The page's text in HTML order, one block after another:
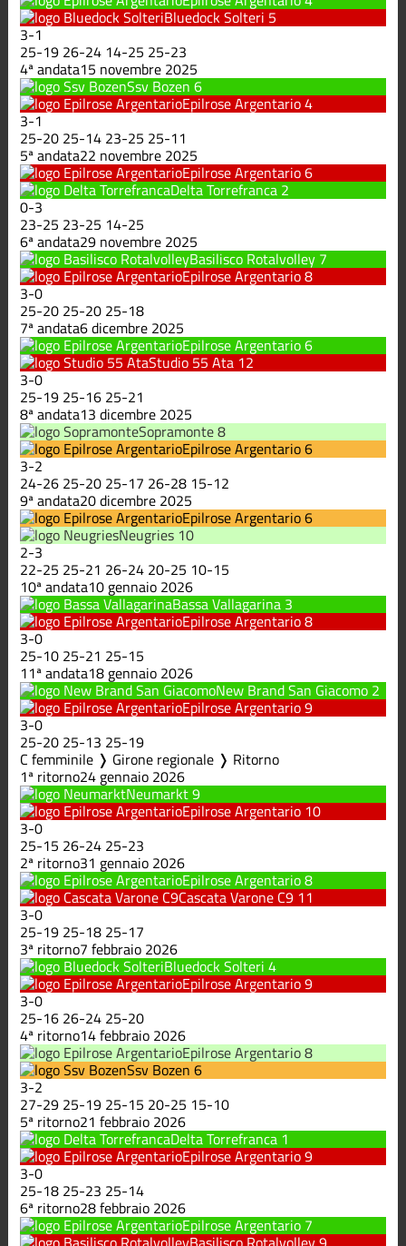
Bluedock Solteri 5
3-1
25-19 26-24 14-25 25-23
4ª andata15 novembre 2025
Ssv Bozen 6
Epilrose Argentario4
3-1
25-20 25-14 23-25 25-11
5ª andata22 novembre 2025
Epilrose Argentario6
Delta Torrefranca 2
0-3
23-25 23-25 14-25
6ª andata29 novembre 2025
Basilisco Rotalvolley 7
Epilrose Argentario8
3-0
25-20 25-20 25-18
7ª andata6 dicembre 2025
Epilrose Argentario6
Studio 55 Ata 12
3-0
25-19 25-16 25-21
8ª andata13 dicembre 2025
Sopramonte8
Epilrose Argentario6
3-2
24-26 25-20 25-17 26-28 15-12
9ª andata20 dicembre 2025
Epilrose Argentario6
Neugries 10
2-3
22-25 25-21 26-24 20-25 10-15
10ª andata10 gennaio 2026
Bassa Vallagarina 3
Epilrose Argentario8
3-0
25-10 25-21 25-15
11ª andata18 gennaio 2026
New Brand San Giacomo 2
Epilrose Argentario9
3-0
25-20 25-13 25-19
C femminile ❭ Girone regionale ❭ Ritorno
1ª ritorno24 gennaio 2026
Neumarkt9
Epilrose Argentario 10
3-0
25-15 26-24 25-23
2ª ritorno31 gennaio 2026
Epilrose Argentario8
Cascata Varone C9 11
3-0
25-19 25-18 25-17
3ª ritorno7 febbraio 2026
Bluedock Solteri 4
Epilrose Argentario9
3-0
25-16 26-24 25-20
4ª ritorno14 febbraio 2026
Epilrose Argentario8
Ssv Bozen 6
3-2
27-29 25-19 25-15 20-25 15-10
5ª ritorno21 febbraio 2026
Delta Torrefranca 1
Epilrose Argentario9
3-0
25-18 25-23 25-14
6ª ritorno28 febbraio 2026
Epilrose Argentario 7